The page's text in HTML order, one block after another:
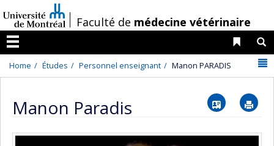
au
contenu
/Faculté de médecine vétérinaire
Menu
Liens
Home Études Personnel enseignant Manon PARADIS
Manon Paradis Vcard